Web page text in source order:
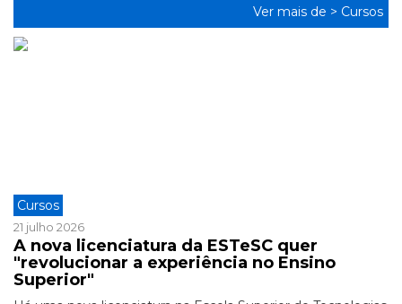
Ver mais de > Cursos
Cursos
21 julho 2026
A nova licenciatura da ESTeSC quer
"revolucionar a experiência no Ensino
Superior"